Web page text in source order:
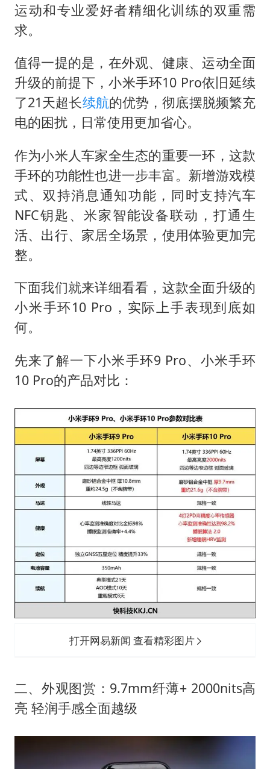
运动和专业爱好者精细化训练的双重需
求。
值得一提的是，在外观、健康、运动全面
升级的前提下，小米手环10 Pro依旧延续
了21天超长续航的优势，彻底摆脱频繁充
电的困扰，日常使用更加省心。
作为小米人车家全生态的重要一环，这款
手环的功能性也进一步丰富。新增游戏模
式、双持消息通知功能，同时支持汽车
NFC钥匙、米家智能设备联动，打通生
活、出行、家居全场景，使用体验更加完
整。
下面我们就来详细看看，这款全面升级的
小米手环10 Pro，实际上手表现到底如
何。
先来了解一下小米手环9 Pro、小米手环
10 Pro的产品对比：
打开网易新闻 查看精彩图片
二、外观图赏：9.7mm纤薄+ 2000nits高
亮 轻润手感全面越级